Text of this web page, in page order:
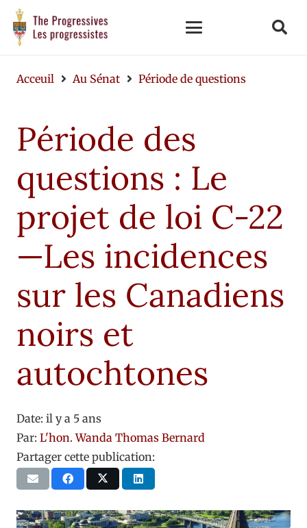
Acceuil Au Sénat Période de questions
Période des
questions : Le
projet de loi C-22
—Les incidences
sur les Canadiens
noirs et
autochtones
Date: il y a 5 ans
Par: L'hon. Wanda Thomas Bernard
Partager cette publication: